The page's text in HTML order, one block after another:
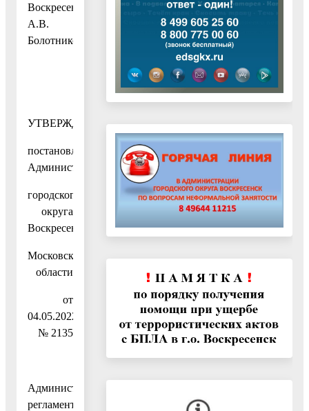
Воскресенск
А.В.
Болотников
УТВЕРЖДЕН
постановлением
Администрации
городского
округа
Воскресенск
Московской
области
от
04.05.2022
№ 2135
Административный
регламент